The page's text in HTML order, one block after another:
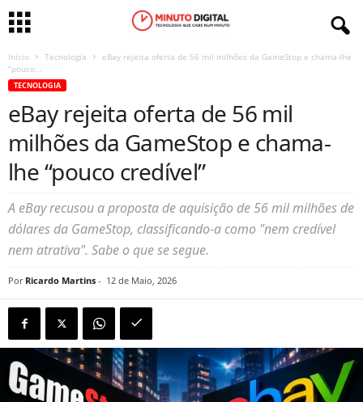
Início Tecnologia
eBay rejeita oferta de 56 mil milhões da GameStop e chama-lhe
“pouco...
TECNOLOGIA
eBay rejeita oferta de 56 mil
milhões da GameStop e chama-
lhe “pouco credível”
A eBay recusou a proposta de aquisição de 56 mil milhões de
dólares da GameStop, classificando-a como "nem credível
nem atrativa". Sabe o que se segue.
Por Ricardo Martins - 12 de Maio, 2026